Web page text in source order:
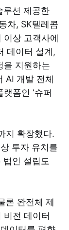
루션 제공한
차, SK텔레콤
이상 고객사에
데이터 설계,
을 지원하는
AI 개발 전체
폼인 ‘슈퍼
지 확장했다.
투자 유치를
인 설립도
론 완전체 제
비전 데이터